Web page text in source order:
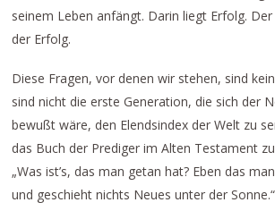
seinem Leben anfängt. Darin liegt Erfolg.
der Erfolg.
Diese Fragen, vor denen wir stehen, sind
sind nicht die erste Generation, die sich der
bewußt wäre, den Elendsindex der Welt zu
das Buch der Prediger im Alten Testament
„Was ist’s, das man getan hat? Eben das
und geschieht nichts Neues unter der Sonne.“